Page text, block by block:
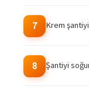
7 Krem
8 Şantiyi